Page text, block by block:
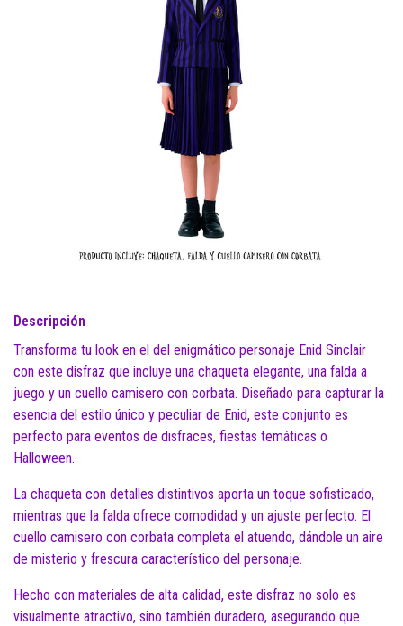
Descripción
Transforma tu look en el del enigmático personaje Enid Sinclair
con este disfraz que incluye una chaqueta elegante, una falda a
juego y un cuello camisero con corbata. Diseñado para capturar la
esencia del estilo único y peculiar de Enid, este conjunto es
perfecto para eventos de disfraces, fiestas temáticas o
Halloween.
La chaqueta con detalles distintivos aporta un toque sofisticado,
mientras que la falda ofrece comodidad y un ajuste perfecto. El
cuello camisero con corbata completa el atuendo, dándole un aire
de misterio y frescura característico del personaje.
Hecho con materiales de alta calidad, este disfraz no solo es
visualmente atractivo, sino también duradero, asegurando que